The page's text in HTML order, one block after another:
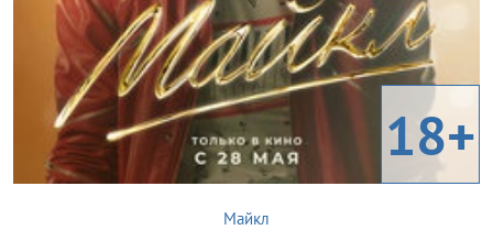
18+
Майкл